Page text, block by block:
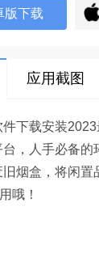
版下载
应用截图
件下载安装
，人手必备
烟盒，将闲
哦！